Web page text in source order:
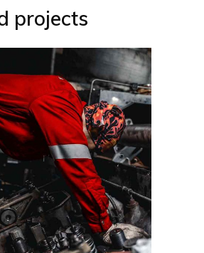
projects